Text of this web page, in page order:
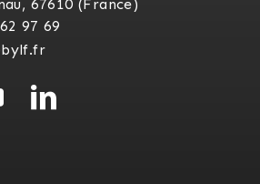
67610 (France)
97 69